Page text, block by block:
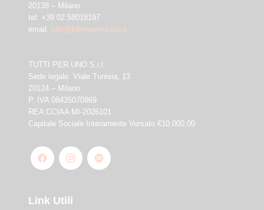
20138 – Milano
tel: +39 02 58018197
email: info@fabriquemilano.it
TUTTI PER UNO S.r.l.
Sede legale: Viale Tunisia, 13
20124 – Milano
P. IVA 08435070969
REA CCIAA MI-2026101
Capitale Sociale Interamente Versato €10.000,00
Link Utili